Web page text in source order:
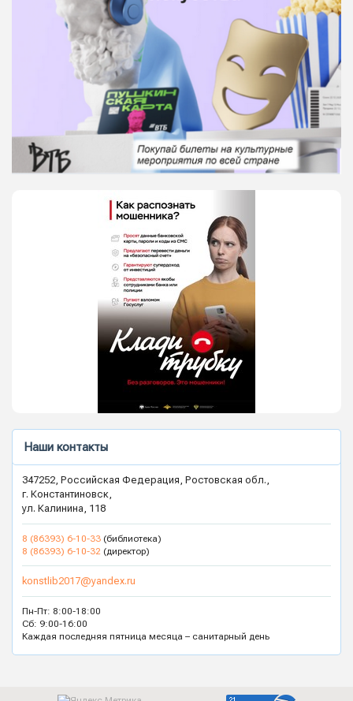
Наши контакты
347252, Российская Федерация, Ростовская обл.,
г. Константиновск,
ул. Калинина, 118
8 (86393) 6-10-33 (библиотека)
8 (86393) 6-10-32 (директор)
konstlib2017@yandex.ru
Пн-Пт: 8:00-18:00
Сб: 9:00-16:00
Каждая последняя пятница месяца – санитарный день